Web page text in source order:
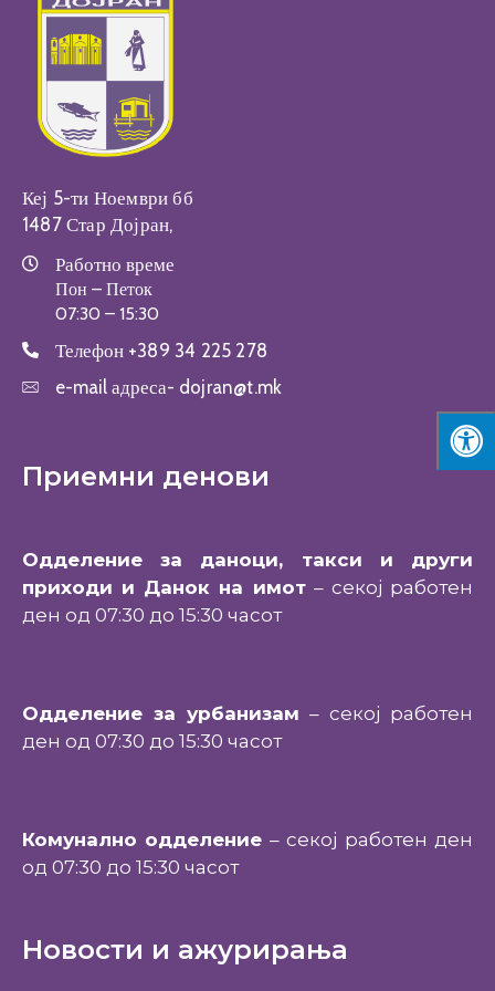
Кеј 5-ти Ноември бб
1487 Стар Дојран,
Работно време
Пон – Петок
07:30 – 15:30
Телефон +389 34 225 278
e-mail адреса- dojran@t.mk
Приемни денови
Одделение за даноци, такси и други
приходи и Данок на имот– секој работен
ден од 07:30 до 15:30 часот
Одделение за урбанизам – секој работен
ден од 07:30 до 15:30 часот
Комунално одделение – секој работен ден
од 07:30 до 15:30 часот
Новости и ажурирања